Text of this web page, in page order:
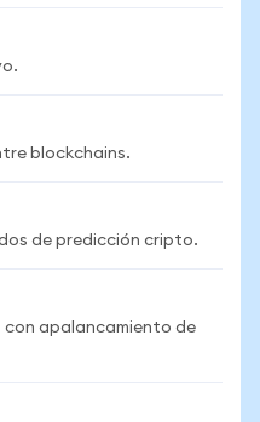
blockchains.
de predicción cripto.
con apalancamiento de